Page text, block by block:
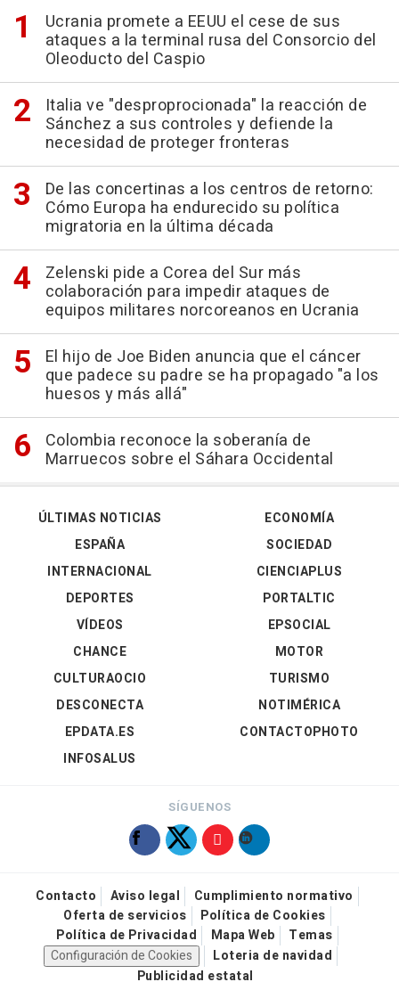
Ucrania promete a EEUU el cese de sus
ataques a la terminal rusa del Consorcio del
Oleoducto del Caspio
Italia ve "desproprocionada" la reacción de
Sánchez a sus controles y defiende la
necesidad de proteger fronteras
De las concertinas a los centros de retorno:
Cómo Europa ha endurecido su política
migratoria en la última década
Zelenski pide a Corea del Sur más
colaboración para impedir ataques de
equipos militares norcoreanos en Ucrania
El hijo de Joe Biden anuncia que el cáncer
que padece su padre se ha propagado "a los
huesos y más allá"
Colombia reconoce la soberanía de
Marruecos sobre el Sáhara Occidental
ÚLTIMAS NOTICIAS
ESPAÑA
INTERNACIONAL
DEPORTES
VÍDEOS
ECONOMÍA
SOCIEDAD
CIENCIAPLUS
PORTALTIC
EPSOCIAL
CHANCE
CULTURAOCIO
DESCONECTA
EPDATA.ES
INFOSALUS
MOTOR
TURISMO
NOTIMÉRICA
CONTACTOPHOTO
SÍGUENOS
Contacto Aviso legal
Cumplimiento normativo
Oferta de servicios
Política de Cookies
Política de Privacidad
Mapa Web
Temas
Configuración de Cookies
Loteria de navidad
Publicidad estatal